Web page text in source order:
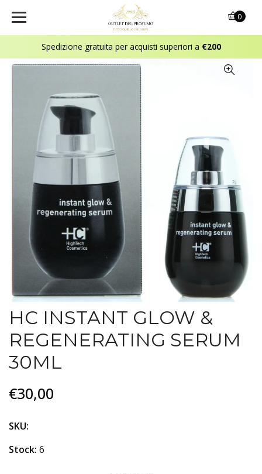
Spedizione gratuita per acquisti superiori a €200
0
HC INSTANT GLOW &
REGENERATING SERUM
30ML
€30,00
SKU:
Stock: 6